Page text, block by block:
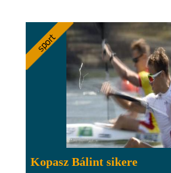
Kopasz Bálint sikere